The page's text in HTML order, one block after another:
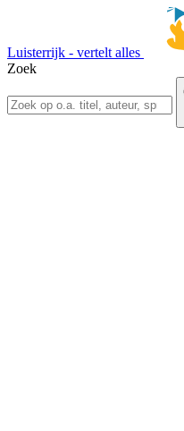
Luisterrijk - vertelt alles
Zoek